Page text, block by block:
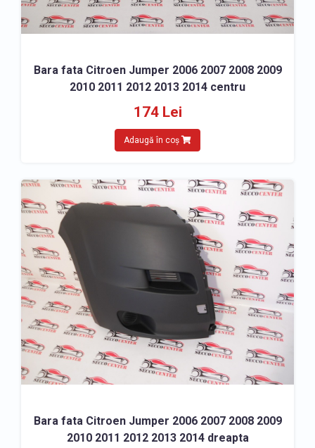
Bara fata Citroen Jumper 2006 2007 2008 2009
2010 2011 2012 2013 2014 centru
174 Lei
Adaugă în coș
Bara fata Citroen Jumper 2006 2007 2008 2009
2010 2011 2012 2013 2014 dreapta